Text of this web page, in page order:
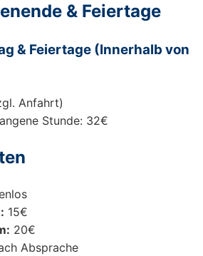
& Feiertage
& Feiertage (Innerhalb von
Anfahrt)
Stunde: 32€
15€
20€
Absprache